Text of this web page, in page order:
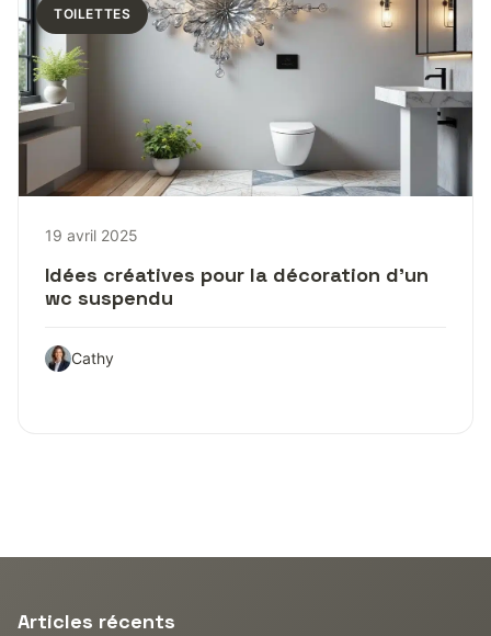
TOILETTES
19 avril 2025
Idées créatives pour la décoration d’un
wc suspendu
Cathy
Articles récents